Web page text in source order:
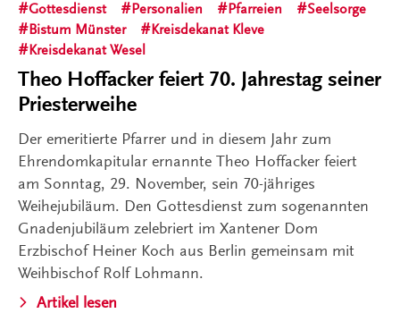
Gottesdienst
Personalien Pfarreien
Seelsorge
Bistum Münster
Kreisdekanat Kleve
Kreisdekanat Wesel
Theo Hoffacker feiert 70. Jahrestag seiner
Priesterweihe
Der emeritierte Pfarrer und in diesem Jahr zum
Ehrendomkapitular ernannte Theo Hoffacker feiert
am Sonntag, 29. November, sein 70-jähriges
Weihejubiläum. Den Gottesdienst zum sogenannten
Gnadenjubiläum zelebriert im Xantener Dom
Erzbischof Heiner Koch aus Berlin gemeinsam mit
Weihbischof Rolf Lohmann.
Artikel lesen